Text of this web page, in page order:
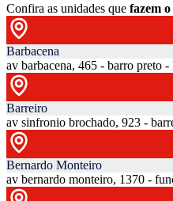
Confira as unidades que fazem
Barbacena
av barbacena, 465 - barro preto
Barreiro
av sinfronio brochado, 923 -
Bernardo Monteiro
av bernardo monteiro, 1370 -